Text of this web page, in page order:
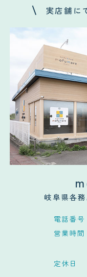
実店舗に
岐阜県各
電話番号
営業時間
定休日